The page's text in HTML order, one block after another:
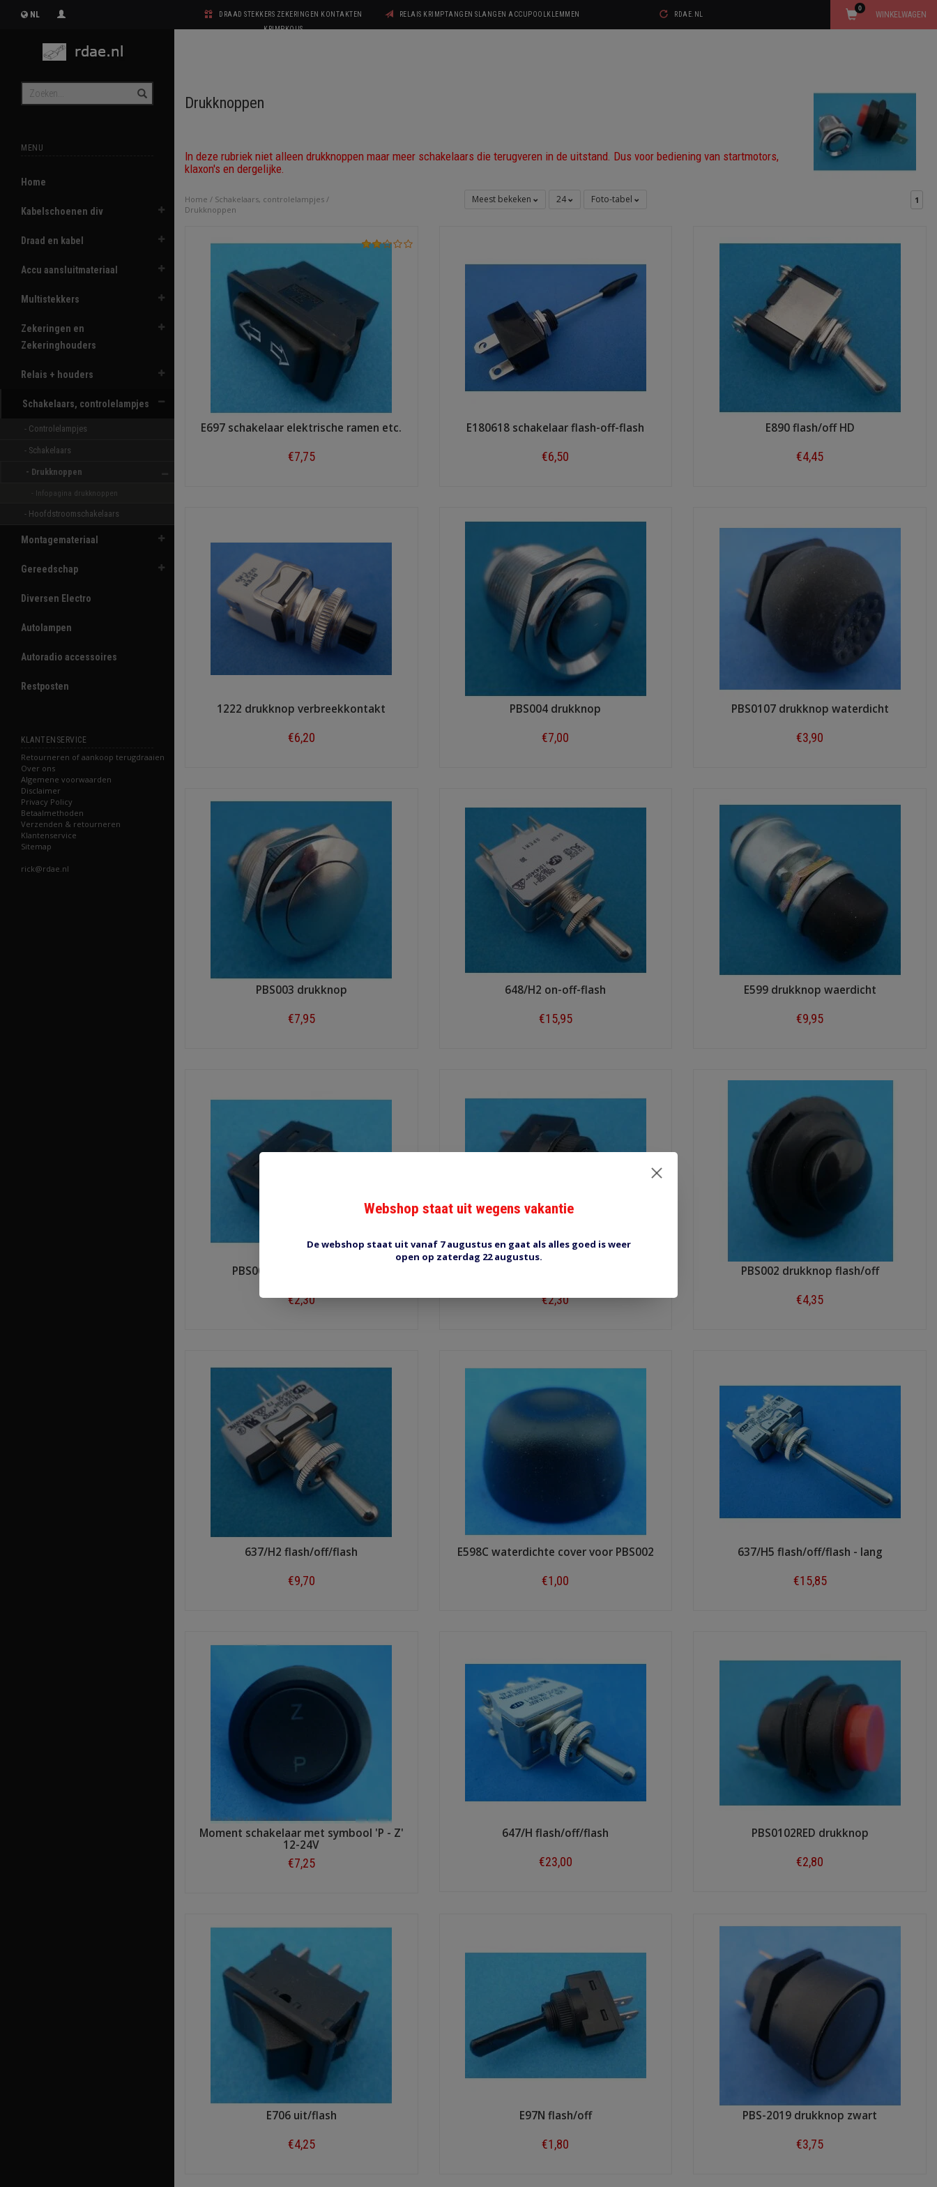
NL
DRAAD STEKKERS ZEKERINGEN KONTAKTEN
KRIMPKOUS
RELAIS KRIMPTANGEN SLANGEN ACCUPOOLKLEMMEN RDAE.NL WINKELWAGEN
0
MENU
Home
Kabelschoenen div
Draad en kabel
Accu aansluitmateriaal
Multistekkers
Zekeringen en
Zekeringhouders
Relais + houders
Schakelaars, controlelampjes
- Controlelampjes
- Schakelaars
- Drukknoppen
- Infopagina drukknoppen
- Hoofdstroomschakelaars
Montagemateriaal
Gereedschap
Diversen Electro
Autolampen
Autoradio accessoires
Restposten
KLANTENSERVICE
Retourneren of aankoop terugdraaien
Over ons
Algemene voorwaarden
Disclaimer
Privacy Policy
Betaalmethoden
Verzenden & retourneren
Klantenservice
Sitemap
rick@rdae.nl
Drukknoppen
In deze rubriek niet alleen drukknoppen maar meer schakelaars die terugveren in de uitstand. Dus voor bediening van startmotors,
klaxon's en dergelijke.
Home / Schakelaars, controlelampjes /
Drukknoppen
Meest bekeken 24 Foto-tabel 1
E697 schakelaar elektrische ramen etc.
€7,75
E180618 schakelaar flash-off-flash
€6,50
E890 flash/off HD
€4,45
1222 drukknop verbreekkontakt
€6,20
PBS004 drukknop
€7,00
PBS0107 drukknop waterdicht
€3,90
PBS003 drukknop
€7,95
648/H2 on-off-flash
€15,95
E599 drukknop waerdicht
€9,95
PBS001 drukknop flash/off
€2,30
€2,30
PBS002 drukknop flash/off
€4,35
637/H2 flash/off/flash
€9,70
E598C waterdichte cover voor PBS002
€1,00
637/H5 flash/off/flash - lang
€15,85
Moment schakelaar met symbool 'P - Z'
12-24V
€7,25
647/H flash/off/flash
€23,00
PBS0102RED drukknop
€2,80
E706 uit/flash
€4,25
E97N flash/off
€1,80
PBS-2019 drukknop zwart
€3,75
Webshop staat uit wegens vakantie
De webshop staat uit vanaf 7 augustus en gaat als alles goed is weer
open op zaterdag 22 augustus.